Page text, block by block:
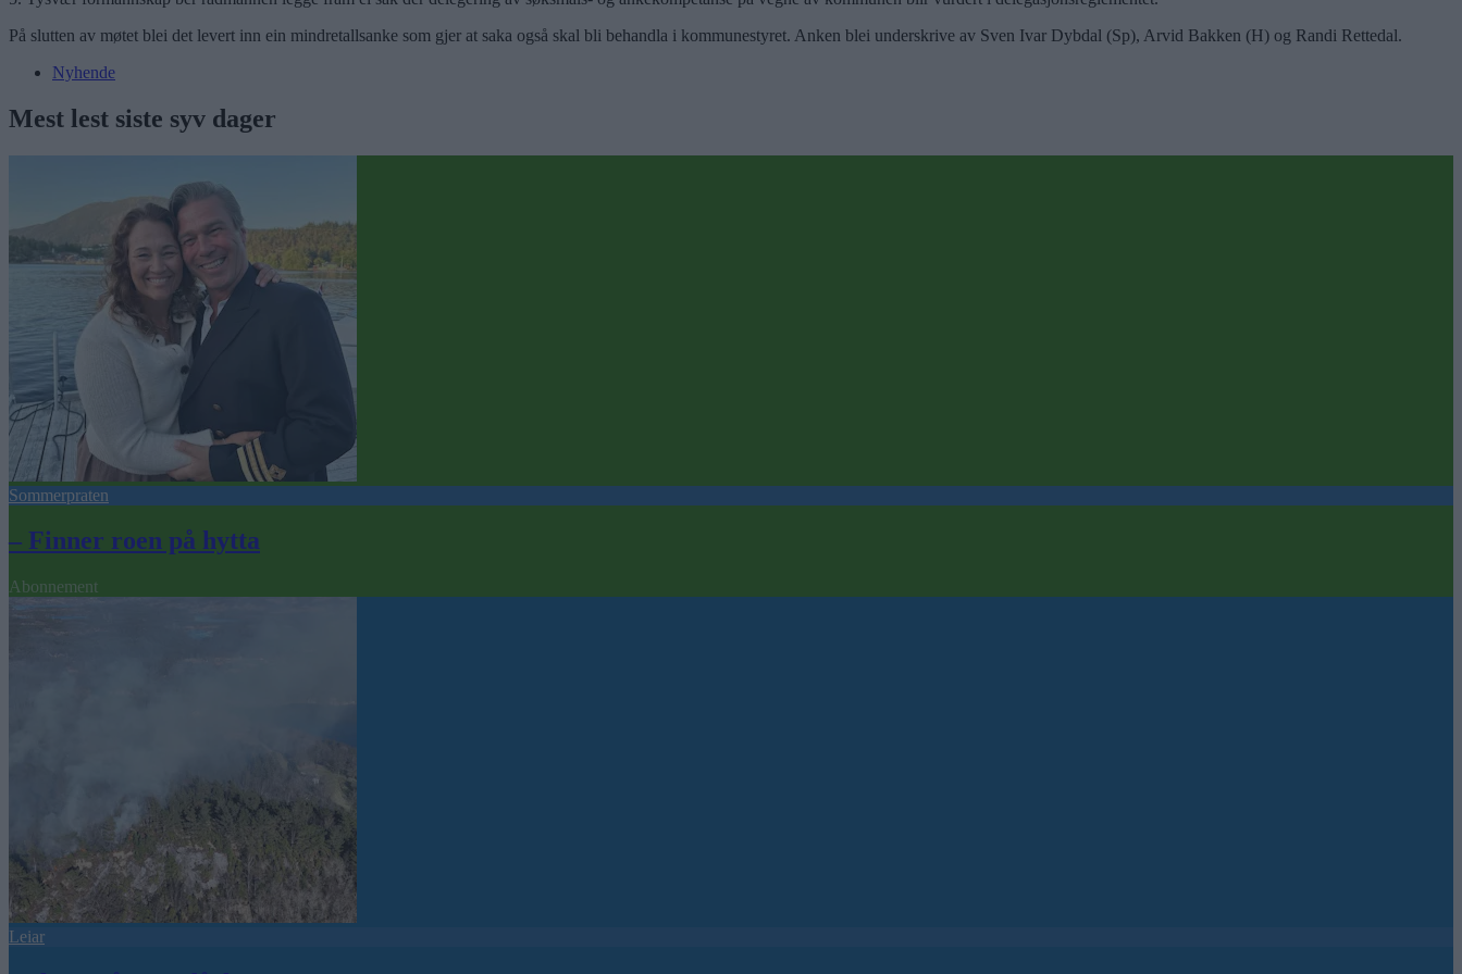
På slutten av møtet blei det levert inn ein mindretallsanke som gjer at saka også skal bli behandla i kommunestyret. Anken blei underskrive av Sven Ivar Dybdal (Sp), Arvid Bakken (H) og Randi Rettedal.
Nyhende
Mest lest siste syv dager
Sommerpraten
– Finner roen på hytta
Abonnement
Leiar